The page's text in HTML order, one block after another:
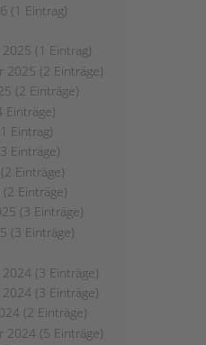
(1 Eintrag)
(1 Eintrag)
2025 (2 Einträge)
(2 Einträge)
Einträge)
Eintrag)
Einträge)
Einträge)
Einträge)
(3 Einträge)
(3 Einträge)
(3 Einträge)
(3 Einträge)
(2 Einträge)
2024 (5 Einträge)